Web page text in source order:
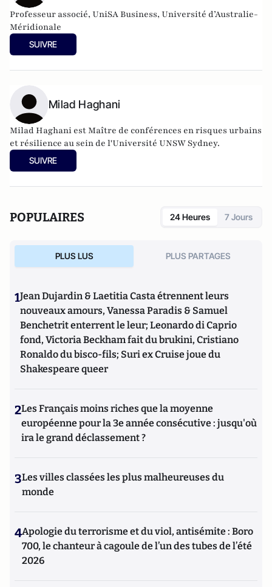
Professeur associé, UniSA Business, Université d’Australie-
Méridionale
SUIVRE
Milad Haghani
Milad Haghani est Maître de conférences en risques urbains
et résilience au sein de l'Université UNSW Sydney.
SUIVRE
POPULAIRES 24 Heures 7 Jours
PLUS LUS PLUS PARTAGES
1Jean Dujardin & Laetitia Casta étrennent leurs
nouveaux amours, Vanessa Paradis & Samuel
Benchetrit enterrent le leur; Leonardo di Caprio
fond, Victoria Beckham fait du brukini, Cristiano
Ronaldo du bisco-fils; Suri ex Cruise joue du
Shakespeare queer
2Les Français moins riches que la moyenne
européenne pour la 3e année consécutive : jusqu'où
ira le grand déclassement ?
3Les villes classées les plus malheureuses du
monde
4Apologie du terrorisme et du viol, antisémite : Boro
700, le chanteur à cagoule de l’un des tubes de l’été
2026